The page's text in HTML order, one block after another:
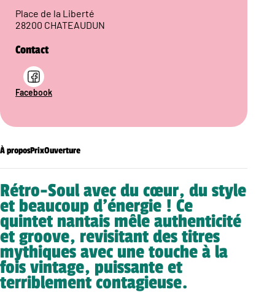
Place de la Liberté
28200 CHATEAUDUN
Contact
Facebook
À proposPrixOuverture
Rétro-Soul avec du cœur, du style
et beaucoup d’énergie ! Ce
quintet nantais mêle authenticité
et groove, revisitant des titres
mythiques avec une touche à la
fois vintage, puissante et
terriblement contagieuse.